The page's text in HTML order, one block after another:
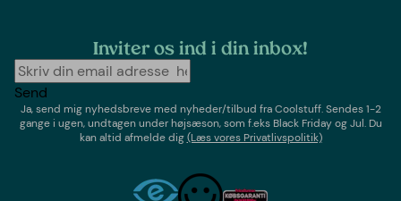
Inviter os ind i din inbox!
Send
Ja, send mig nyhedsbreve med nyheder/tilbud fraCoolstuff. Sendes 1-2
gange i ugen,undtagen under højsæson, som f.eks Black Friday og Jul. Du
kan altid afmelde dig(Læs vores Privatlivspolitik)